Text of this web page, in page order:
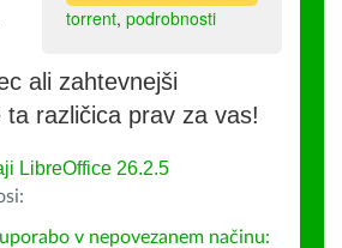
torrent, podrobnosti
ali zahtevnejši
ta različica prav za vas!
LibreOffice 26.2.5
v nepovezanem načinu: